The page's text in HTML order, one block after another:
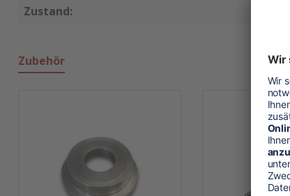
Zustand:
Zubehör